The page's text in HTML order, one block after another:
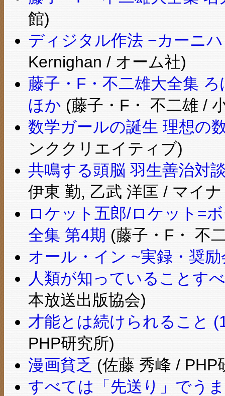
館)
ディジタル作法 −カーニ
Kernighan / オーム社)
藤子・F・不二雄大全集
ほか (藤子・F・ 不二雄 /
数学ガールの誕生 理想の
ンククリエイティブ)
共鳴する頭脳 羽生善治対
伊東 勤, 乙武 洋匡 / マイ
ロケット五郎/ロケット=
全集 第4期 (藤子・F・ 不
オール・イン ~実録・奨
人類が知っていることす
本放送出版協会)
才能とは続けられること
PHP研究所)
漫画貧乏 (佐藤 秀峰 / PHP
すべては「先送り」でう